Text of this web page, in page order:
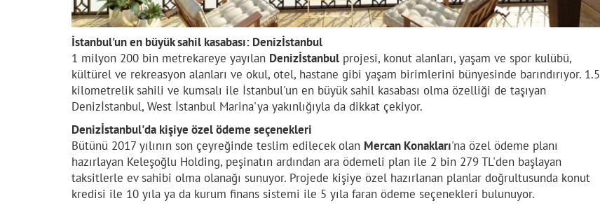
İstanbul'un en büyük sahil kasabası: Denizİstanbul
1 milyon 200 bin metrekareye yayılan Denizİstanbul projesi, konut alanları, yaşam ve spor kulübü,
kültürel ve rekreasyon alanları ve okul, otel, hastane gibi yaşam birimlerini bünyesinde barındırıyor. 1.5
kilometrelik sahili ve kumsalı ile İstanbul'un en büyük sahil kasabası olma özelliği de taşıyan
Denizİstanbul, West İstanbul Marina'ya yakınlığıyla da dikkat çekiyor.
Denizİstanbul'da kişiye özel ödeme seçenekleri
Bütünü 2017 yılının son çeyreğinde teslim edilecek olan Mercan Konakları'na özel ödeme planı
hazırlayan Keleşoğlu Holding, peşinatın ardından ara ödemeli plan ile 2 bin 279 TL'den başlayan
taksitlerle ev sahibi olma olanağı sunuyor. Projede kişiye özel hazırlanan planlar doğrultusunda konut
kredisi ile 10 yıla ya da kurum finans sistemi ile 5 yıla faran ödeme seçenekleri bulunuyor.